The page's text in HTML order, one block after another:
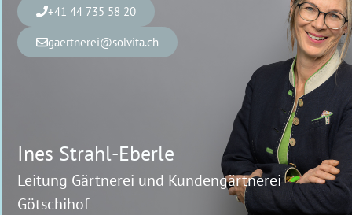
Ines Strahl-Eberle
Leitung Gärtnerei und Kundengärtnerei
Götschihof
+41 44 735 58 20
gaertnerei@solvita.ch